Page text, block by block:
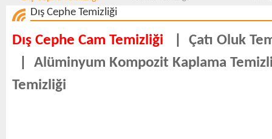
Dış Cephe Temizliği
Dış Cephe Cam Temizliği
Çatı Oluk
Alüminyum Kompozit Kaplama
Temizliği